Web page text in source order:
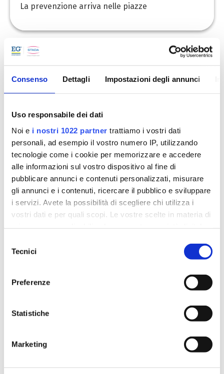
Consenso Dettagli Impostazioni degli annunci
Uso responsabile dei dati
Noi e i nostri 1022 partner trattiamo i vostri dati
personali, ad esempio il vostro numero IP, utilizzando
tecnologie come i cookie per memorizzare e accedere
alle informazioni sul vostro dispositivo al fine di
pubblicare annunci e contenuti personalizzati, misurare
gli annunci e i contenuti, ricercare il pubblico e sviluppare
i servizi. Avete la possibilità di scegliere chi utilizza i
vostri dati e per quali scopi. Le vostre scelte in materia di
modificare o revocare il proprio consenso in qualsiasi
momento dalla Dichiarazione sui cookie o facendo clic
raccogliere informazioni sulla tua posizione
geografica, con un'approssimazione di qualche
Identificare il tuo dispositivo, scansionandolo
delTecnici
Preferenze
Statistiche
Marketing
La prevenzione arriva nelle piazze
REFLUSSO OCCASIONALE
Il ruolo dell'alimentazione